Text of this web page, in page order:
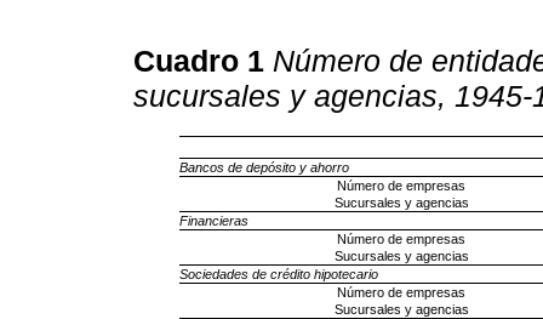
Cuadro 1 Número de
sucursales y agencias, 1945-
Bancos de depósito y ahorro
Número de empresas
Sucursales y agencias
Financieras
Número de empresas
Sucursales y agencias
Sociedades de crédito hipotecario
Número de empresas
Sucursales y agencias